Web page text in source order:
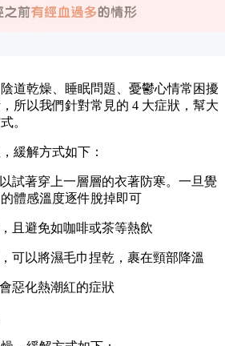
道乾燥、睡眠問題、憂鬱心情常困擾
所以我們針對常見的 4 大症狀，幫大
。
緩解方式如下：
試著穿上一層層的衣著防寒。一旦覺
體感溫度逐件脫掉即可
且避免如咖啡或茶等熱飲
可以將濕毛巾捏乾，裹在頸部降溫
惡化熱潮紅的症狀